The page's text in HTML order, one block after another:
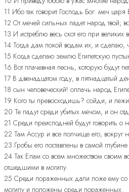
11 Ибо так говорит Господь Бог: меч царя
12 От мечей сильных падет народ твой;
13 И истреблю весь скот его при великих
14 Тогда дам покой водам их, и сделаю,
15 Когда сделаю землю Египетскую
16 Вот плачевная песнь, которую будут
17 В двенадцатом году, в пятнадцатый
18 сын человеческий! оплачь народ
19 Кого ты превосходишь? сойди, и
20 Те падут среди убитых мечом, и он
21 Среди преисподней будут говорить
22 Там Ассур и все полчище его, вокруг
23 Гробы его поставлены в самой
24 Так Елам со всем множеством своим
отшедшими в могилу.
25 Среди пораженных дали ложе ему со
могилу и положены среди пораженных.